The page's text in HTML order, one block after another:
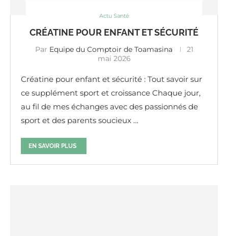
Actu Santé
CRÉATINE POUR ENFANT ET SÉCURITÉ
Par Equipe du Comptoir de Toamasina
21
mai 2026
Créatine pour enfant et sécurité : Tout savoir sur
ce supplément sport et croissance Chaque jour,
au fil de mes échanges avec des passionnés de
sport et des parents soucieux …
EN SAVOIR PLUS